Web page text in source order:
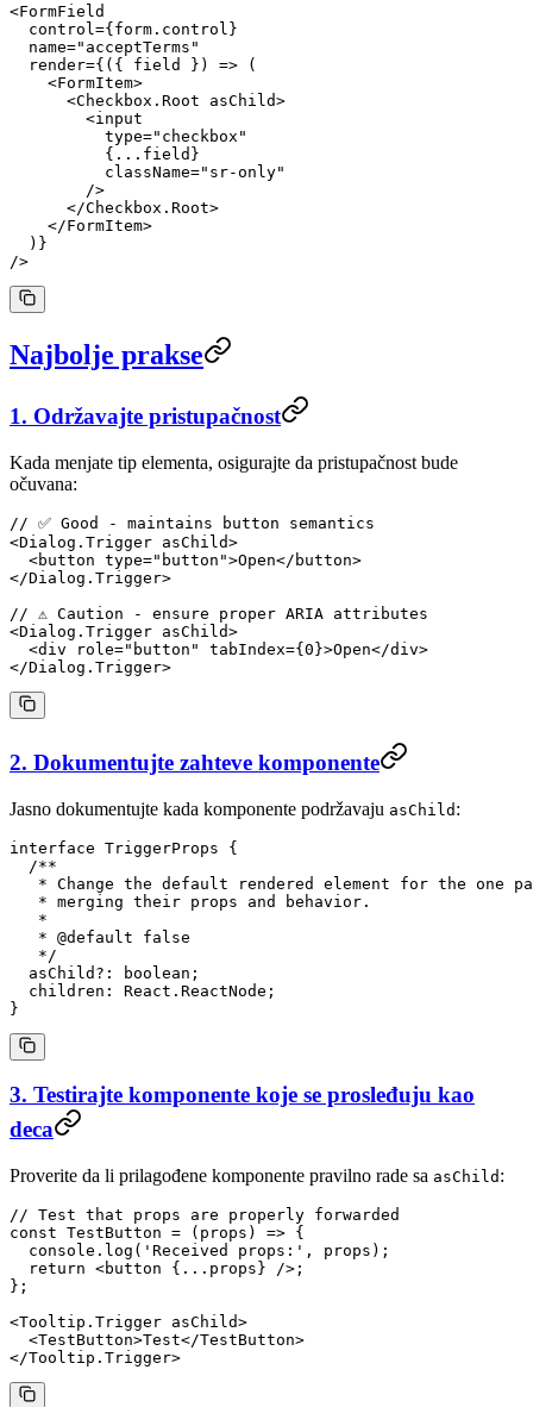
<FormField
  control
={form.control}
  name
="acceptTerms"
  render
={({ field }) => (
    <
FormItem>
      <
Checkbox.Root asChild>
        <
input
          type
="checkbox"
          {
... field}
          className
="sr-only"
        />
      </
Checkbox.Root>
    </
FormItem>
  )}
/>
Najbolje prakse
1. Održavajte pristupačnost
Kada menjate tip elementa, osigurajte da pristupačnost bude
očuvana:
// ✅ Good - maintains button semantics
<Dialog.Trigger asChild>
  <
button type="button">Open</ button>
</Dialog.Trigger>
// ⚠️ Caution - ensure proper ARIA attributes
<Dialog.Trigger asChild>
  <
div role="button" tabIndex={ 0 }>Open</div>
</Dialog.Trigger>
2. Dokumentujte zahteve komponente
Jasno dokumentujte kada komponente podržavaju asChild :
interface TriggerProps {
  /**
* Change the default rendered element for the one
   * merging their props and behavior.
   *
   *
@default false
   */
  asChild
?: boolean ;
  children
: React . ReactNode ;
}
3. Testirajte komponente koje se prosleđuju kao
deca
Proverite da li prilagođene komponente pravilno rade sa asChild :
// Test that props are properly forwarded
const TestButton = ( props ) => {
  console.
log ( 'Received props:' , props);
  return
<button { ... props} />;
};
<Tooltip.Trigger asChild>
  <
TestButton>Test</TestButton>
</Tooltip.Trigger>